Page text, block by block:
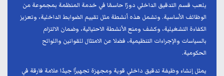
يلعب قسم التدقيق الداخلي دورًا حاسمًا في خدمة المنظمة بمجموعة من
الوظائف الأساسية. وتشمل هذه أنشطة مثل تقييم الضوابط الداخلية، وتعزيز
الكفاءة التشغيلية، وكشف ومنع الأنشطة الاحتيالية، وضمان الالتزام
بالسياسات والإجراءات التنظيمية، فضلا عن الامتثال للقوانين واللوائح
الحكومية.
يمثل إنشاء وظيفة تدقيق داخلي قوية ومجهزة تجهيزًا جيدًا علامة فارقة في